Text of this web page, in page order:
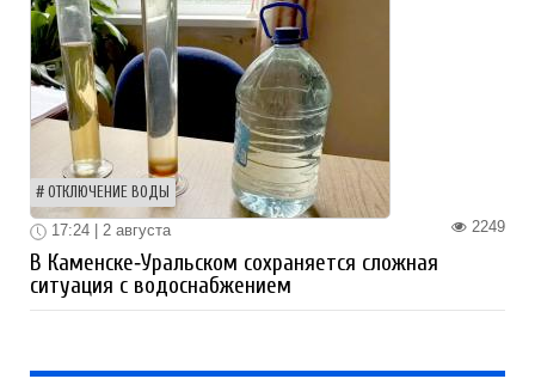
ОТКЛЮЧЕНИЕ ВОДЫ
2249
17:24 | 2 августа
В Каменске‑Уральском сохраняется сложная
ситуация с водоснабжением